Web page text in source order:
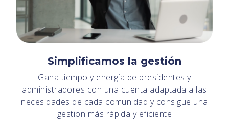
Simplificamos la gestión
Gana tiempo y energía de presidentes y
administradores con una cuenta adaptada a las
necesidades de cada comunidad y consigue una
gestion más rápida y eficiente